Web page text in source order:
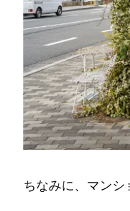
ちなみに、マン